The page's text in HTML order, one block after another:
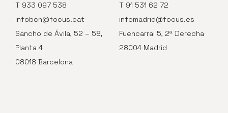
T 933 097 538
infobcn@focus.cat
Sancho de Ávila, 52 – 58,
Planta 4
08018 Barcelona
T 91 531 62 72
infomadrid@focus.es
Fuencarral 5, 2ª Derecha
28004 Madrid